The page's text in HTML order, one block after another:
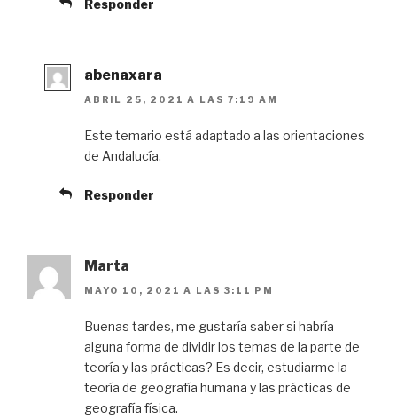
Responder
abenaxara
ABRIL 25, 2021 A LAS 7:19 AM
Este temario está adaptado a las orientaciones
de Andalucía.
Responder
Marta
MAYO 10, 2021 A LAS 3:11 PM
Buenas tardes, me gustaría saber si habría
alguna forma de dividir los temas de la parte de
teoría y las prácticas? Es decir, estudiarme la
teoría de geografía humana y las prácticas de
geografía física.